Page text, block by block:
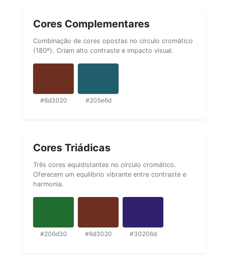
Cores Complementares
Combinação de cores opostas no círculo cromático
(180º). Criam alto contraste e impacto visual.
#6d3020 #205e6d
Cores Triádicas
Três cores equidistantes no círculo cromático.
Oferecem um equilíbrio vibrante entre contraste e
harmonia.
#206d30 #6d3020 #30206d